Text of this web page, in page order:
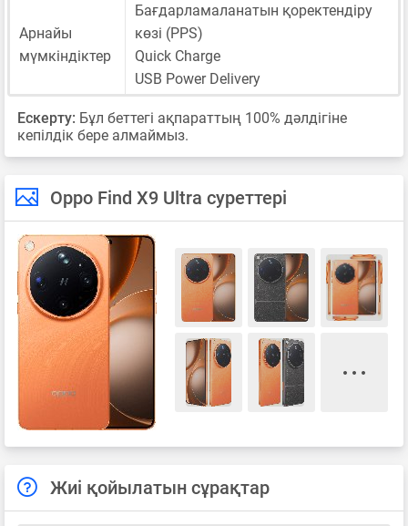
Арнайы
мүмкіндіктер
Бағдарламаланатын қоректендіру
көзі (PPS)
Quick Charge
USB Power Delivery
Ескерту: Бұл беттегі ақпараттың 100% дәлдігіне
кепілдік бере алмаймыз.
Oppo Find X9 Ultra суреттері
Жиі қойылатын сұрақтар